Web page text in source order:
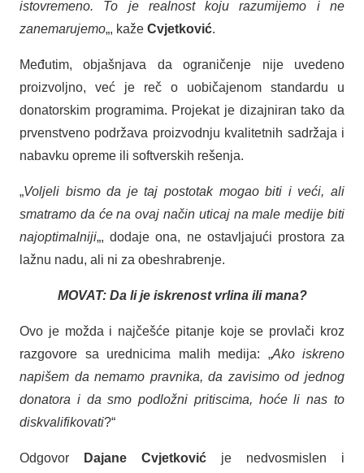
istovremeno. To je realnost koju razumijemo i ne
zanemarujemo„, kaže Cvjetković.
Međutim, objašnjava da ograničenje nije uvedeno
proizvoljno, već je reč o uobičajenom standardu u
donatorskim programima. Projekat je dizajniran tako da
prvenstveno podržava proizvodnju kvalitetnih sadržaja i
nabavku opreme ili softverskih rešenja.
„Voljeli bismo da je taj postotak mogao biti i veći, ali
smatramo da će na ovaj način uticaj na male medije biti
najoptimalniji„, dodaje ona, ne ostavljajući prostora za
lažnu nadu, ali ni za obeshrabrenje.
MOVAT: Da li je iskrenost vrlina ili mana?
Ovo je možda i najčešće pitanje koje se provlači kroz
razgovore sa urednicima malih medija: „Ako iskreno
napišem da nemamo pravnika, da zavisimo od jednog
donatora i da smo podložni pritiscima, hoće li nas to
diskvalifikovati?“
Odgovor Dajane Cvjetković je nedvosmislen i